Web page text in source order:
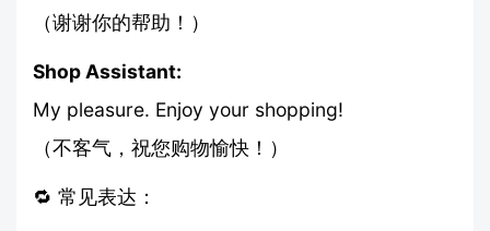
（谢谢你的帮助！）
Shop Assistant:
My pleasure. Enjoy your shopping!
（不客气，祝您购物愉快！）
🔁 常见表达：